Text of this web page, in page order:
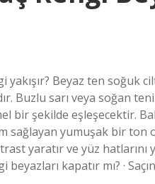
yakışır? Beyaz ten soğuk
Buzlu sarı veya soğan
bir şekilde eşleşecektir.
sağlayan yumuşak bir ton
yaratır ve yüz
kapatır mı? ·